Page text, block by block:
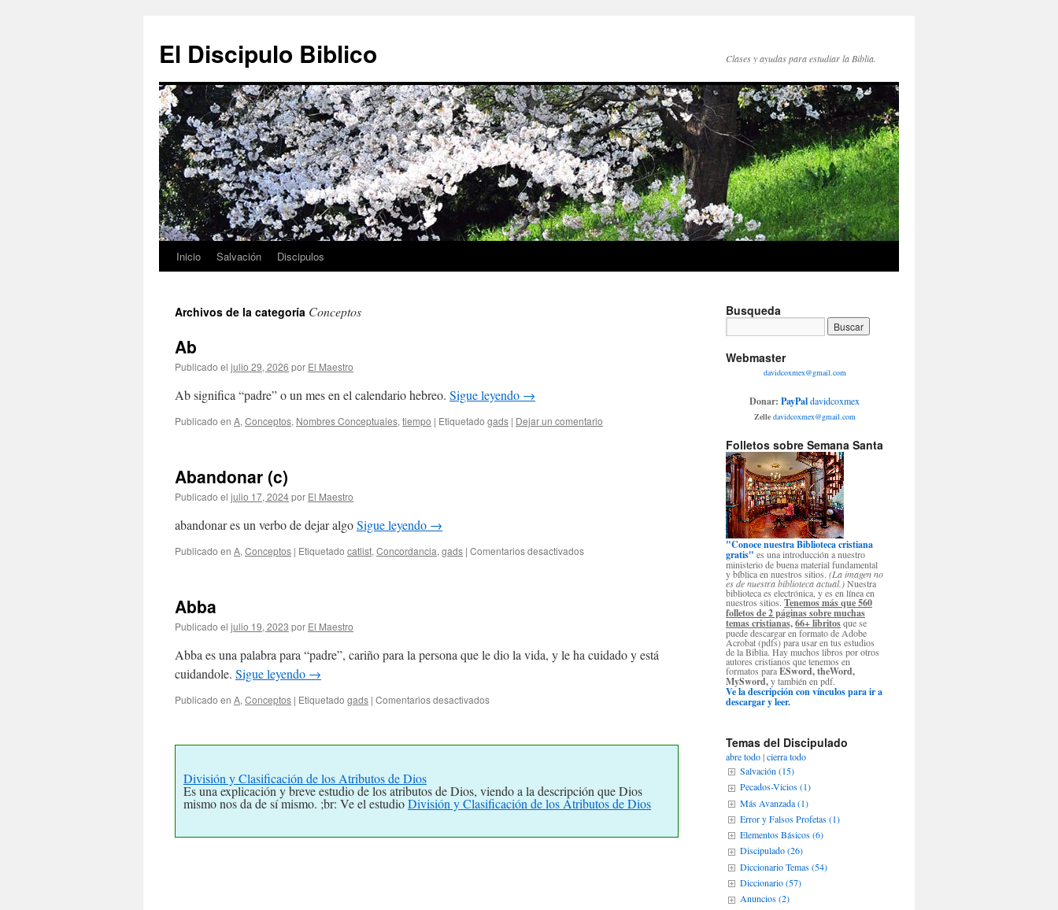
contenido
El Discipulo Biblico Clases y ayudas para estudiar la Biblia.
Inicio Salvación Discipulos
Archivos de la categoría Conceptos
Ab
Publicado el julio 29, 2026 por El Maestro
Ab significa “padre” o un mes en el calendario hebreo. Sigue leyendo →
Publicado en A, Conceptos, Nombres Conceptuales, tiempo | Etiquetado gads | Dejar un comentario
Abandonar (c)
Publicado el julio 17, 2024por El Maestro
abandonar es un verbo de dejar algoSigue leyendo →
Publicado en A, Conceptos | Etiquetado catlist, Concordancia, gads | Comentarios desactivadosen
Abba
Publicado el julio 19, 2023 por El Maestro
Abba es una palabra para “padre”, cariño para la persona que le dio la vida, y le ha cuidado y está
cuidandole. Sigue leyendo →
Publicado en A, Conceptos | Etiquetado gads | Comentarios desactivadosen
División y Clasificación de los Atributos de Dios
Es una explicación y breve estudio de los atributos de Dios, viendo a la descripción que Dios
mismo nos da de sí mismo. ;br: Ve el estudioDivisión y Clasificación de los Atributos de Dios
Busqueda
Webmaster
davidcoxmex@gmail.com
Donar: PayPaldavidcoxmex
Zelle davidcoxmex@gmail.com
Folletos sobre Semana Santa
"Conoce nuestra Biblioteca cristiana
gratis" es una introducción a nuestro
ministerio de buena material fundamental
y bíblica en nuestros sitios. (La imagen no
es de nuestra biblioteca actual.)Nuestra
biblioteca es electrónica, y es en línea en
nuestros sitios. Tenemos más que 560
folletos de 2 páginas sobre muchas
temas cristianas,66+ libritosque se
puede descargar en formato de Adobe
Acrobat (pdfs) para usar en tus estudios
de la Biblia. Hay muchos libros por otros
autores cristianos que tenemos en
formatos paraESword, theWord,
MySword,y también en pdf.
Ve la descripción con vínculos para ir a
descargar y leer.
Temas del Discipulado
abre todo|cierra todo
Salvación (15)
Pecados-Vicios (1)
Más Avanzada (1)
Error y Falsos Profetas (1)
Elementos Básicos (6)
Discipulado (26)
Diccionario Temas (54)
Diccionario (57)
Anuncios (2)